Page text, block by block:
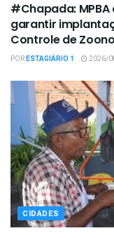
#Chapada:
garantir
Controle de
PORESTAGIÁRIO 1 2026/
CIDADES